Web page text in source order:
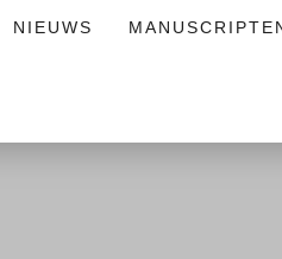
NIEUWS